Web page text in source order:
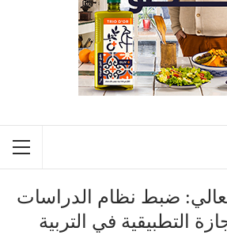
ضبط نظام الدراسات
التطبيقية في التربية